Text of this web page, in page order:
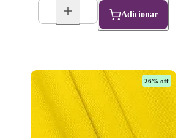
Adicionar
26% off